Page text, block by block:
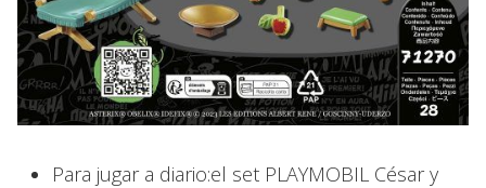
Para jugar a diario:el set PLAYMOBIL César y